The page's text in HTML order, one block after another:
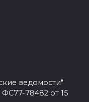
ведомости"
78482 от 15